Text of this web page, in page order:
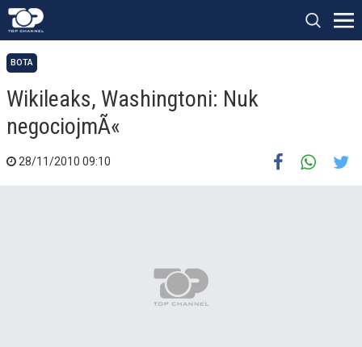
BOTA
Wikileaks, Washingtoni: Nuk
negociojmÃ«
28/11/2010 09:10